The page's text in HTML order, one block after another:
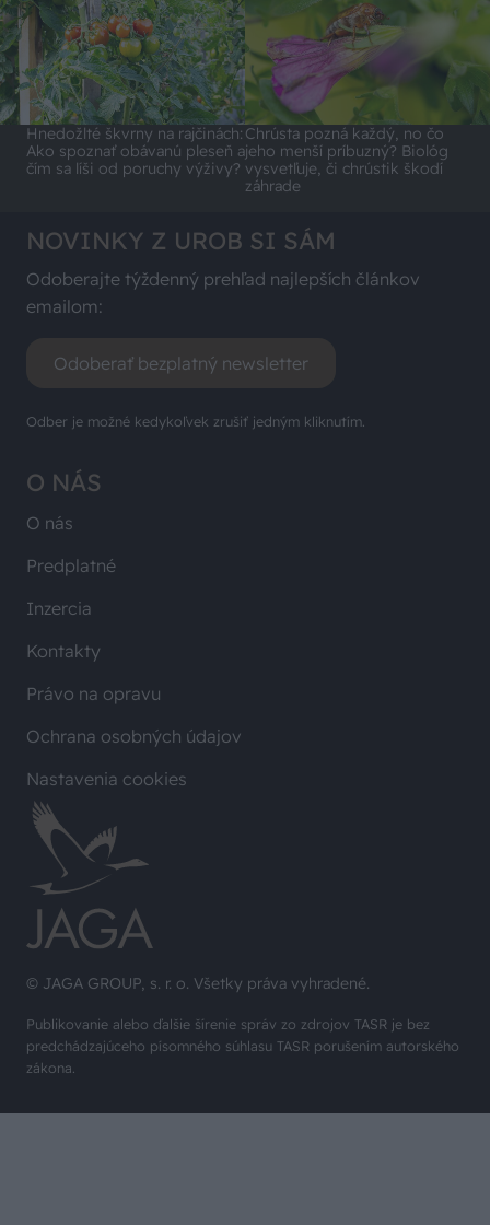
Hnedožlté škvrny na rajčinách:
Ako spoznať obávanú pleseň a
čím sa líši od poruchy výživy?
Chrústa pozná každý, no čo
jeho menší príbuzný? Biológ
vysvetľuje, či chrústik škodí
záhrade
© JAGA GROUP, s. r. o. Všetky práva vyhradené.
Publikovanie alebo ďalšie šírenie správ zo zdrojov TASR je bez
predchádzajúceho písomného súhlasu TASR porušením autorského
zákona.
O NÁS
O nás
Predplatné
Inzercia
Kontakty
Právo na opravu
Ochrana osobných údajov
Nastavenia cookies
NOVINKY Z UROB SI SÁM
Odoberajte týždenný prehľad najlepších článkov
emailom:
Odoberať bezplatný newsletter
Odber je možné kedykoľvek zrušiť jedným kliknutím.